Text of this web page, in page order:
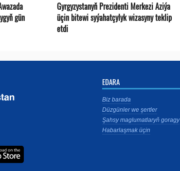
gün
Gyrgyzystanyň Prezidenti Merkezi Aziýa
üçin bitewi syýahatçylyk wizasyny teklip
etdi
EDARA
Biz barada
Düzgünler we şertler
Şahsy maglumatlaryň goragy
Habarlaşmak üçin